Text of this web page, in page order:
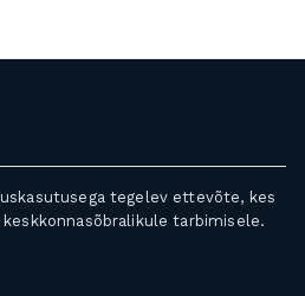
tegelev ettevõte, kes
keskkonnasõbralikule tarbimisele.